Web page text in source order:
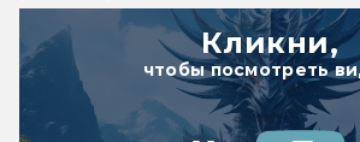
Кликни,
чтобы посмотреть